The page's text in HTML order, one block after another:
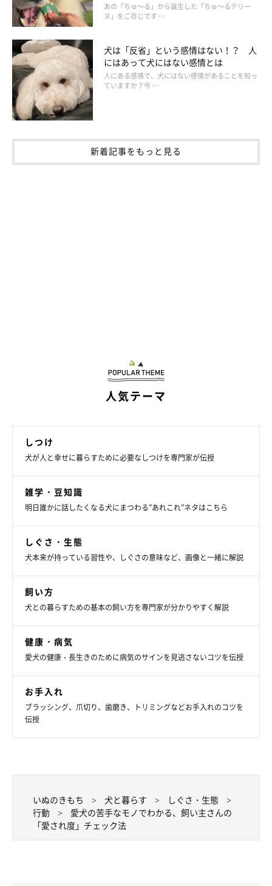
飼い主さんの近くが愛犬にとって安心できる場所なら、雷や花火
といった“怖いこと”が起こったときに、すぐに近づいてくるはず
です。反対に、飼い主さんに対する信頼度が低い場合は、飼い主
さんに頼らずひとりで我慢しようと、吠えたり震えたりする犬も
います。
ここでは3つの「愛され度」チェック方法をご紹介しました。
「D」が多い場合は、普段の愛犬に対する接し方など、何か問題
愛犬との絆をより強くするためにも、今愛犬からどれほど愛され
ているのか、愛犬の気持ちを知ることはとても大切です。今回あ
関係づくりに役立ててみてくださいね！
参考／「いぬのきもち」2018年1月号『あなたはどのくらい愛犬
から愛されている？＜診断＞ もっともっと愛されるコツも紹
介！』（監修：ヤマザキ学園大学 動物看護学部講師 動物臨床行
動学研究室 獣医学博士 獣医師 茂木千恵先生）
文／hasebe
※写真はスマホアプリ「いぬ・ねこのきもち」で投稿されたもの
です。
※記事と写真に関連性はありませんので予めご了承ください。
あの「ちゅ～る」から誕生した「ちゅ～るテリー
ヌ」をご存じです …
犬は「反省」という感情はない！？ 人
にはあって犬にはない感情とは
人にある感情で、犬にはない感情があることを知っ
ていますか？今 …
新着記事をもっと見る
人気テーマ
しつけ
犬が人と幸せに暮らすために必要なしつけを専門家が伝授
雑学・豆知識
明日誰かに話したくなる犬にまつわる”あれこれ”ネタはこちら
しぐさ・生態
犬本来が持っている習性や、しぐさの意味など、画像と一緒に解説
飼い方
犬との暮らすための基本の飼い方を専門家が分かりやすく解説
健康・病気
愛犬の健康・長生きのために病気のサインを見逃さないコツを伝授
お手入れ
ブラッシング、爪切り、歯磨き、トリミングなどお手入れのコツを
伝授
いぬのきもち 犬と暮らす
しぐさ・生態
行動
愛犬の苦手なモノでわかる、飼い主さんの
「愛され度」チェック法